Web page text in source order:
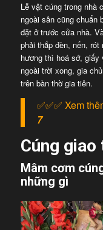
Lễ vật cúng trong nhà
ngoài sân cũng chuẩn
đặt ở trước cửa nhà.
phải thắp đèn, nến,
hương thì hoá sớ,
ngoài trời xong, gia
trên bàn thờ gia tiên.
✅✅✅ Xem
7
Cúng
Mâm cơm
những gì